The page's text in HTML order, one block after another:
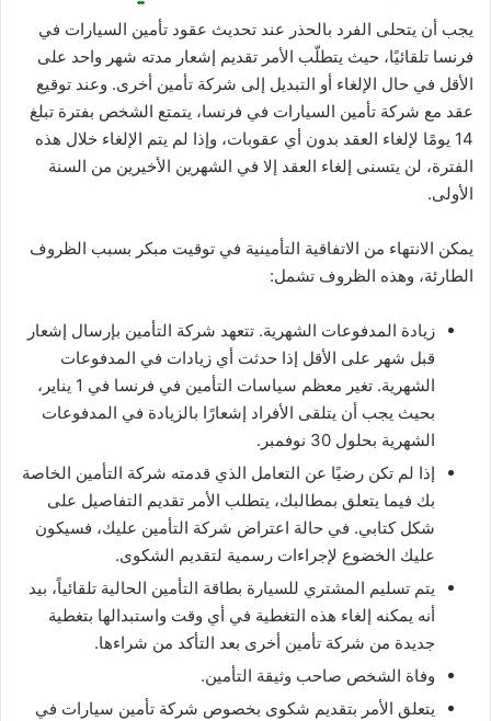
يجب أن يتحلى الفرد بالحذر عند تحديث عقود تأمين السيارات في
فرنسا تلقائيًا، حيث يتطلّب الأمر تقديم إشعار مدته شهر واحد على
الأقل في حال الإلغاء أو التبديل إلى شركة تأمين أخرى. وعند توقيع
عقد مع شركة تأمين السيارات في فرنسا، يتمتع الشخص بفترة تبلغ
14 يومًا لإلغاء العقد بدون أي عقوبات، وإذا لم يتم الإلغاء خلال هذه
الفترة، لن يتسنى إلغاء العقد إلا في الشهرين الأخيرين من السنة
الأولى.
يمكن الانتهاء من الاتفاقية التأمينية في توقيت مبكر بسبب الظروف
الطارئة، وهذه الظروف تشمل:
زيادة المدفوعات الشهرية. تتعهد شركة التأمين بإرسال إشعار
قبل شهر على الأقل إذا حدثت أي زيادات في المدفوعات
الشهرية. تغير معظم سياسات التأمين في فرنسا في 1 يناير،
بحيث يجب أن يتلقى الأفراد إشعارًا بالزيادة في المدفوعات
الشهرية بحلول 30 نوفمبر.
إذا لم تكن رضيًا عن التعامل الذي قدمته شركة التأمين الخاصة
بك فيما يتعلق بمطالبك، يتطلب الأمر تقديم التفاصيل على
شكل كتابي. في حالة اعتراض شركة التأمين عليك، فسيكون
عليك الخضوع لإجراءات رسمية لتقديم الشكوى.
يتم تسليم المشتري للسيارة بطاقة التأمين الحالية تلقائياً، بيد
أنه يمكنه إلغاء هذه التغطية في أي وقت واستبدالها بتغطية
جديدة من شركة تأمين أخرى بعد التأكد من شراءها.
وفاة الشخص صاحب وثيقة التأمين.
يتعلق الأمر بتقديم شكوى بخصوص شركة تأمين سيارات في